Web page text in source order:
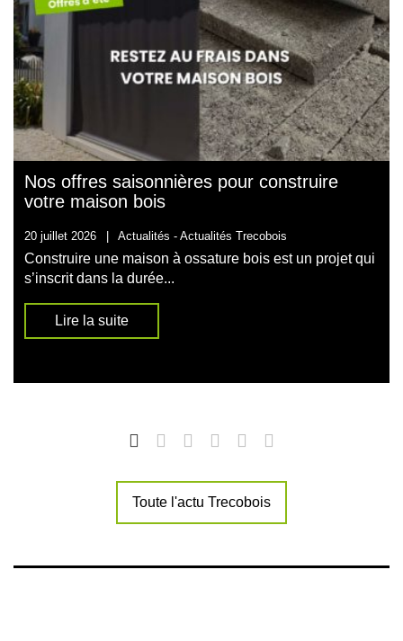
Nos offres saisonnières pour construire
votre maison bois
20 juillet 2026 Actualités - Actualités Trecobois
Construire une maison à ossature bois est un projet qui
s’inscrit dans la durée...
Lire la suite
Toute l'actu Trecobois